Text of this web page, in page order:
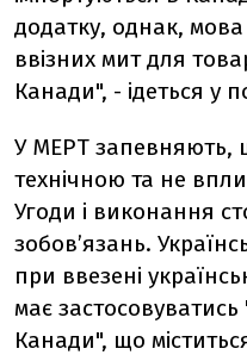
додатку, однак,
ввізних мит для
Канади", - ідеться у
У МЕРТ запевняють,
технічною та не
Угоди і виконання
зобов’язань.
при ввезені
має
Канади", що